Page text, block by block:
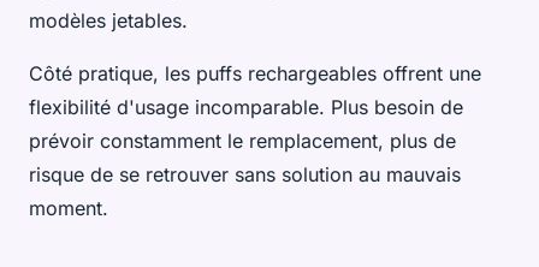
modèles jetables.
Côté pratique, les puffs rechargeables offrent une
flexibilité d'usage incomparable. Plus besoin de
prévoir constamment le remplacement, plus de
risque de se retrouver sans solution au mauvais
moment.